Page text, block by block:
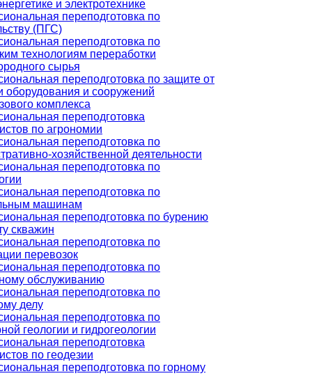
и электротехнике
переподготовка по
(ПГС)
переподготовка по
технологиям переработки
сырья
переподготовка по защите от
оборудования и сооружений
комплекса
переподготовка
по агрономии
переподготовка по
хозяйственной деятельности
переподготовка по
переподготовка по
машинам
переподготовка по бурению
скважин
переподготовка по
перевозок
переподготовка по
обслуживанию
переподготовка по
делу
переподготовка по
геологии и гидрогеологии
переподготовка
по геодезии
переподготовка по горному